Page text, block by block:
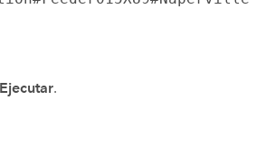
Ejecutar.